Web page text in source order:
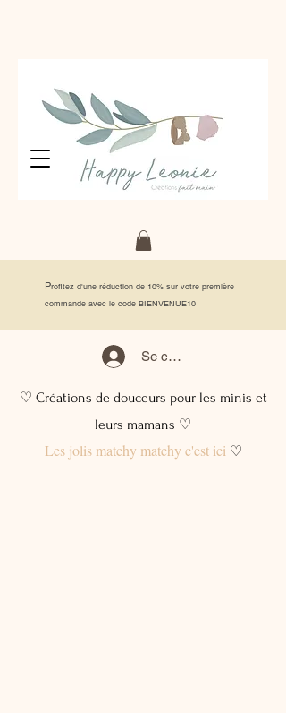
Profitez d'une réduction de 10% sur votre première
commande avec le code BIENVENUE10
Se connecter
♡ Créations de douceurs pour les minis et
leurs mamans ♡
Les jolis matchy matchy c'est ici♡